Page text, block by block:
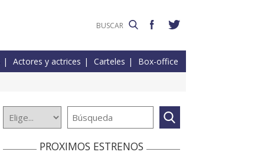
Actores y actrices Carteles Box-office
PROXIMOS ESTRENOS